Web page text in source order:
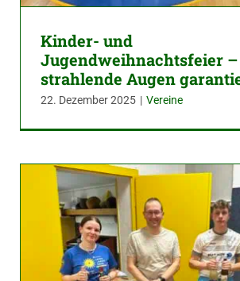
Kinder- und
Jugendweihnachtsfeier –
strahlende Augen
22. Dezember 2025 | Vereine